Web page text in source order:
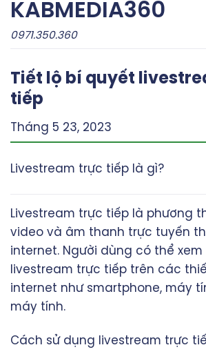
SkipKABMEDIA360
0971.350.360
Tiết lộ bí quyết
tiếp
Tháng 5 23, 2023
Livestream trực tiếp là gì?
Livestream trực tiếp là phương
video và âm thanh trực tuyến
internet. Người dùng có thể xem
livestream trực tiếp trên các
internet như smartphone, máy
máy tính.
Cách sử dụng livestream trực